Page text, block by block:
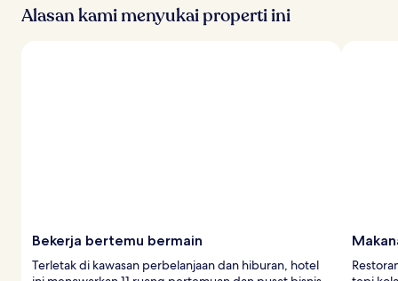
r
a
Alasan kami menyukai properti ini
Bekerja bertemu bermain
Terletak di kawasan perbelanjaan dan hiburan, hotel